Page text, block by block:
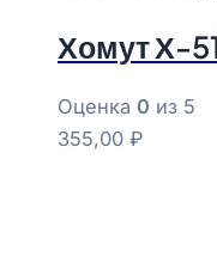
Хомут Х-
Оценка 0 из 5
355,00 ₽